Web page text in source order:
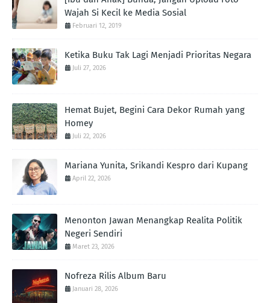
Wajah Si Kecil ke Media Sosial
Februari 12, 2019
Ketika Buku Tak Lagi Menjadi Prioritas Negara
Juli 27, 2026
Hemat Bujet, Begini Cara Dekor Rumah yang
Homey
Juli 22, 2026
Mariana Yunita, Srikandi Kespro dari Kupang
April 22, 2026
Menonton Jawan Menangkap Realita Politik
Negeri Sendiri
Maret 23, 2026
Nofreza Rilis Album Baru
Januari 28, 2026